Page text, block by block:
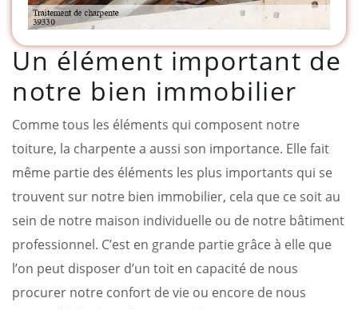
Un élément important de
notre bien immobilier
Comme tous les éléments qui composent notre
toiture, la charpente a aussi son importance. Elle fait
même partie des éléments les plus importants qui se
trouvent sur notre bien immobilier, cela que ce soit au
sein de notre maison individuelle ou de notre bâtiment
professionnel. C’est en grande partie grâce à elle que
l’on peut disposer d’un toit en capacité de nous
procurer notre confort de vie ou encore de nous